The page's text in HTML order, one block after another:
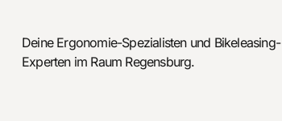
Deine Ergonomie-Spezialisten und Bikeleasing-
Experten im Raum Regensburg.